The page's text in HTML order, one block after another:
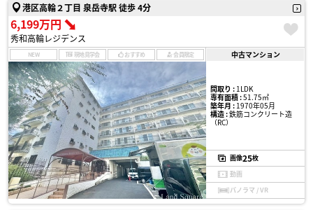
港区高輪２丁目 泉岳寺駅 徒歩 4分
6,199万円
秀和高輪レジデンス
NEW 現地見学会 おすすめ 会員限定 中古マンション
間取り :1LDK
専有面積 :51.75㎡
築年月 :1970年05月
構造 :鉄筋コンクリート造
（RC）
画像25枚
動画
パノラマ / VR